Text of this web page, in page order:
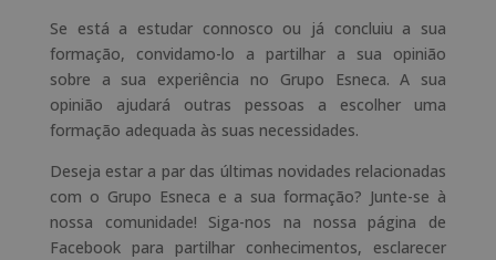
Se está a estudar connosco ou já concluiu a sua
formação, convidamo-lo a partilhar a sua opinião
sobre a sua experiência no Grupo Esneca. A sua
opinião ajudará outras pessoas a escolher uma
formação adequada às suas necessidades.
Deseja estar a par das últimas novidades relacionadas
com o Grupo Esneca e a sua formação? Junte-se à
nossa comunidade! Siga-nos na nossa página de
Facebook para partilhar conhecimentos, esclarecer